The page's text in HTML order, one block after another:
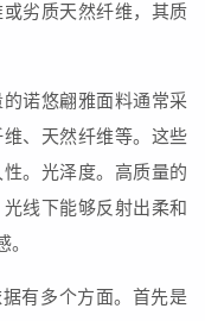
劣质天然纤维，其质
诺悠翩雅面料通常采
、天然纤维等。这些
。光泽度。高质量的
线下能够反射出柔和
有多个方面。首先是